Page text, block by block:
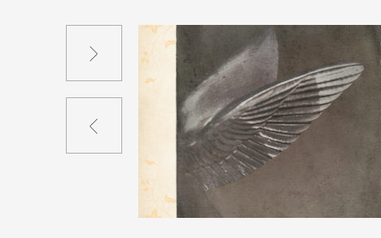
9
Suivant
Précédent